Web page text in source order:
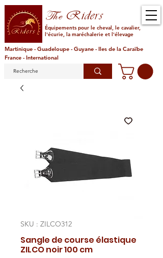
TheRiders
Équipements pour le cheval, le cavalier,
l'écurie, la maréchalerie et l'élevage
Martinique - Guadeloupe - Guyane - Iles de la Caraïbe
France - International
SKU : ZILCO312
Sangle de course élastique
ZILCO noir 100 cm